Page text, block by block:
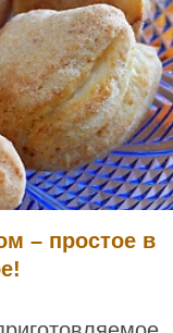
– простое в